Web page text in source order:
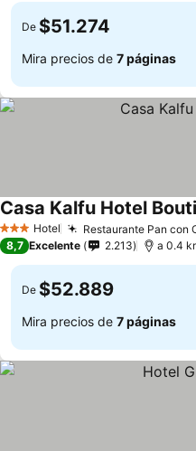
De $51.274
Mira precios de 7 páginas
3 Estrellas
Hotel Restaurante Pan con
Casa Kalfu Hotel
8,7 Excelente 2.213 a 0.4
De $52.889
Mira precios de 7 páginas